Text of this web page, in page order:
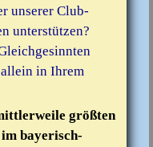
unserer Club-
unterstützen?
in Ihrem
größten
bayerisch-